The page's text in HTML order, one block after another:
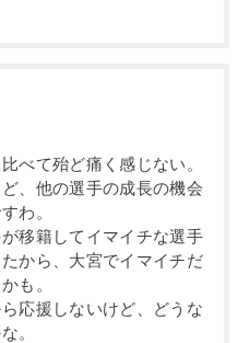
べて殆ど痛く感じない。
、他の選手の成長の機会
わ。
移籍してイマイチな選手
から、大宮でイマイチだ
も。
応援しないけど、どうな
。